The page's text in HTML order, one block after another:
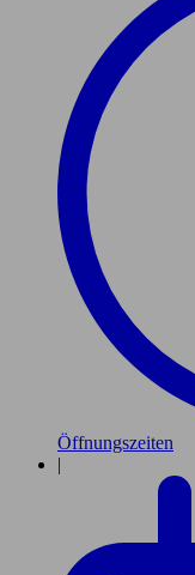
Öffnungszeiten
|